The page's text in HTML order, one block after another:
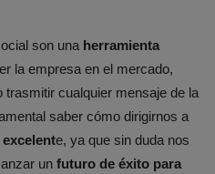
son una herramienta
la empresa en el mercado,
trasmitir cualquier mensaje de la
saber cómo dirigirnos a
e, ya que sin duda nos
un futuro de éxito para